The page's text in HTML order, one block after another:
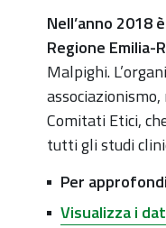
Nell’anno 2018
Regione Emilia-
Malpighi.
Comitati Etici,
tutti gli studi
Per
Visualizza i